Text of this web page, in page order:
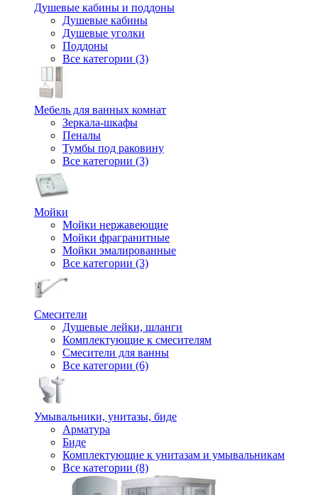
Душевые кабины и поддоны
Душевые кабины
Душевые уголки
Поддоны
Все категории (3)
Мебель для ванных комнат
Зеркала-шкафы
Пеналы
Тумбы под раковину
Все категории (3)
Мойки
Мойки нержавеющие
Мойки фрагранитные
Мойки эмалированные
Все категории (3)
Смесители
Душевые лейки, шланги
Комплектующие к смесителям
Смесители для ванны
Все категории (6)
Умывальники, унитазы, биде
Арматура
Биде
Комплектующие к унитазам и умывальникам
Все категории (8)